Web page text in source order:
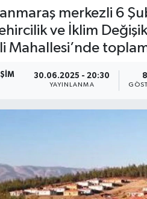
merkezli 6
ve İklim
Mahallesi’nde
30.06.2025 - 20:30
YAYINLANMA
81